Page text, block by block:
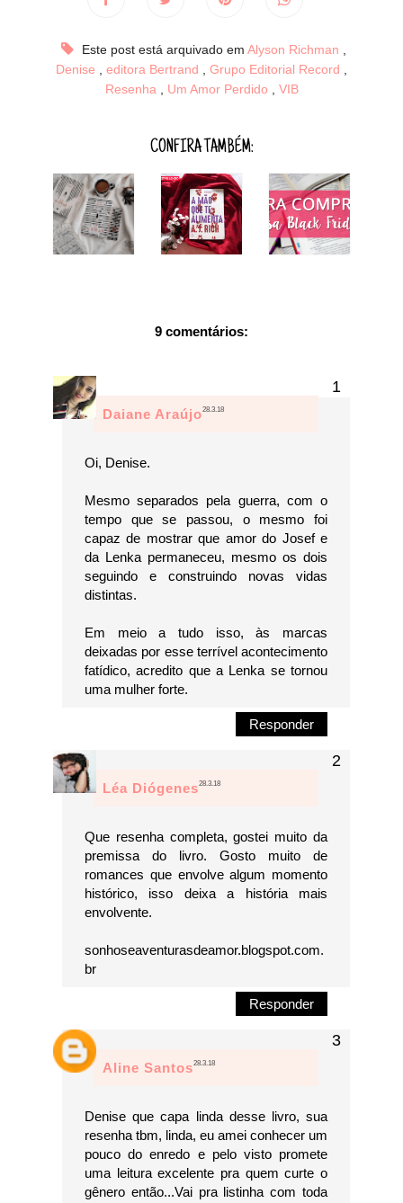
Este post está arquivado em Alyson Richman
Denise
editora Bertrand Grupo Editorial Record
Resenha
Um Amor Perdido VIB
CONFIRA TAMBÉM:
9 comentários:
Daiane Araújo28.3.18
Oi, Denise.
Mesmo separados pela guerra, com o
tempo que se passou, o mesmo foi
capaz de mostrar que amor do Josef e
da Lenka permaneceu, mesmo os dois
seguindo e construindo novas vidas
distintas.
Em meio a tudo isso, às marcas
deixadas por esse terrível acontecimento
fatídico, acredito que a Lenka se tornou
uma mulher forte.
Responder
Léa Diógenes28.3.18
Que resenha completa, gostei muito da
premissa do livro. Gosto muito de
romances que envolve algum momento
histórico, isso deixa a história mais
envolvente.
sonhoseaventurasdeamor.blogspot.com.
br
Responder
Aline Santos28.3.18
Denise que capa linda desse livro, sua
resenha tbm, linda, eu amei conhecer um
pouco do enredo e pelo visto promete
uma leitura excelente pra quem curte o
gênero então...Vai pra listinha com toda